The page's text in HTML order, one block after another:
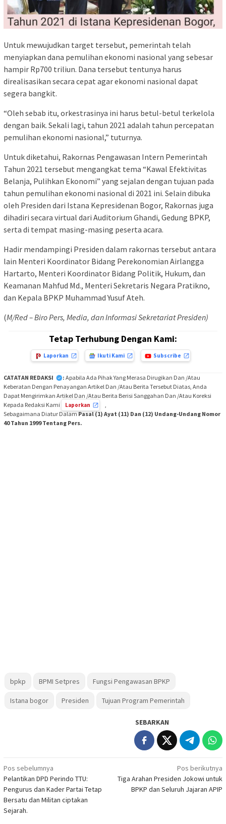
Untuk mewujudkan target tersebut, pemerintah telah
menyiapkan dana pemulihan ekonomi nasional yang sebesar
hampir Rp700 triliun. Dana tersebut tentunya harus
direalisasikan secara cepat agar ekonomi nasional dapat
segera bangkit.
“Oleh sebab itu, orkestrasinya ini harus betul-betul terkelola
dengan baik. Sekali lagi, tahun 2021 adalah tahun percepatan
pemulihan ekonomi nasional,” tuturnya.
Untuk diketahui, Rakornas Pengawasan Intern Pemerintah
Tahun 2021 tersebut mengangkat tema “Kawal Efektivitas
Belanja, Pulihkan Ekonomi” yang sejalan dengan tujuan pada
tahun pemulihan ekonomi nasional di 2021 ini. Selain dibuka
oleh Presiden dari Istana Kepresidenan Bogor, Rakornas juga
dihadiri secara virtual dari Auditorium Ghandi, Gedung BPKP,
serta di tempat masing-masing peserta acara.
Hadir mendampingi Presiden dalam rakornas tersebut antara
lain Menteri Koordinator Bidang Perekonomian Airlangga
Hartarto, Menteri Koordinator Bidang Politik, Hukum, dan
Keamanan Mahfud Md., Menteri Sekretaris Negara Pratikno,
dan Kepala BPKP Muhammad Yusuf Ateh.
(M/Red – Biro Pers, Media, dan Informasi Sekretariat Presiden)
Tetap Terhubung Dengan Kami:
Laporkan Ikuti Kami Subscribe
CATATAN REDAKSI : Apabila Ada Pihak Yang Merasa Dirugikan Dan /Atau
Keberatan Dengan Penayangan Artikel Dan /Atau Berita Tersebut Diatas, Anda
Dapat Mengirimkan Artikel Dan /Atau Berita Berisi Sanggahan Dan /Atau Koreksi
Kepada Redaksi Kami
Laporkan
Sebagaimana Diatur DalamPasal (1) Ayat (11) Dan (12) Undang-Undang Nomor
40 Tahun 1999 Tentang Pers.
bpkp BPMI Setpres Fungsi Pengawasan BPKP
Istana bogor Presiden Tujuan Program Pemerintah
SEBARKAN
Navigasi
pos
Pos sebelumnya
Pelantikan DPD Perindo TTU:
Pengurus dan Kader Partai Tetap
Bersatu dan Militan ciptakan
Sejarah.
Pos berikutnya
Tiga Arahan Presiden Jokowi untuk
BPKP dan Seluruh Jajaran APIP